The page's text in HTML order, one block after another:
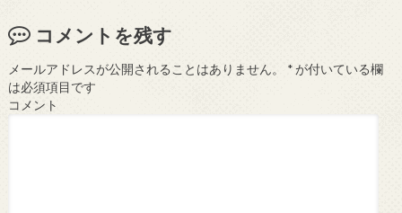
コメントを残す
メールアドレスが公開されることはありません。 *が付いている欄
は必須項目です
コメント